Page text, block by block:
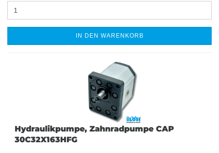
IN DEN WARENKORB
Hydraulikpumpe, Zahnradpumpe CAP
30C32X163HFG